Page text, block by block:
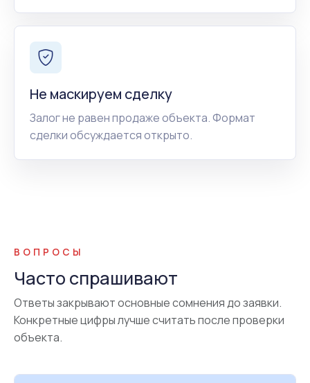
Не маскируем сделку
Залог не равен продаже объекта. Формат
сделки обсуждается открыто.
ВОПРОСЫ
Часто спрашивают
Ответы закрывают основные сомнения до заявки.
Конкретные цифры лучше считать после проверки
объекта.